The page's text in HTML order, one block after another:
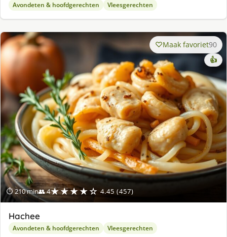
Avondeten & hoofdgerechten Vleesgerechten
⏱ 210 min👥 4★★★★☆ 4.45 (457)
Maak favoriet90
👍
Hachee
Avondeten & hoofdgerechten Vleesgerechten